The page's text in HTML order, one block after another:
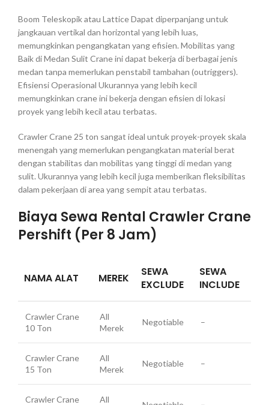
Boom Teleskopik atau Lattice Dapat diperpanjang untuk
jangkauan vertikal dan horizontal yang lebih luas,
memungkinkan pengangkatan yang efisien. Mobilitas yang
Baik di Medan Sulit Crane ini dapat bekerja di berbagai jenis
medan tanpa memerlukan penstabil tambahan (outriggers).
Efisiensi Operasional Ukurannya yang lebih kecil
memungkinkan crane ini bekerja dengan efisien di lokasi
proyek yang lebih kecil atau terbatas.
Crawler Crane 25 ton sangat ideal untuk proyek-proyek skala
menengah yang memerlukan pengangkatan material berat
dengan stabilitas dan mobilitas yang tinggi di medan yang
sulit. Ukurannya yang lebih kecil juga memberikan fleksibilitas
dalam pekerjaan di area yang sempit atau terbatas.
Biaya Sewa Rental Crawler Crane
Pershift (Per 8 Jam)
NAMA ALAT MEREK
SEWA
EXCLUDE
SEWA
INCLUDE
Crawler Crane
10 Ton
All
Merek
Negotiable –
Crawler Crane
15 Ton
All
Merek
Negotiable –
Crawler Crane
All